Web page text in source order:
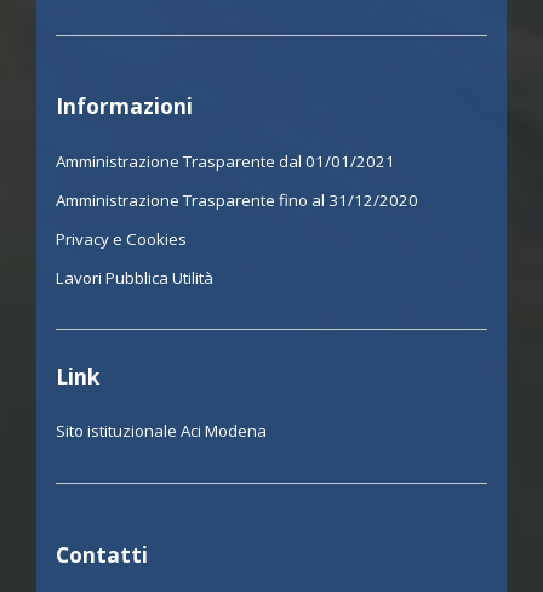
Informazioni
Amministrazione Trasparente dal 01/01/2021
Amministrazione Trasparente fino al 31/12/2020
Privacy e Cookies
Lavori Pubblica Utilità
Link
Sito istituzionale Aci Modena
Contatti